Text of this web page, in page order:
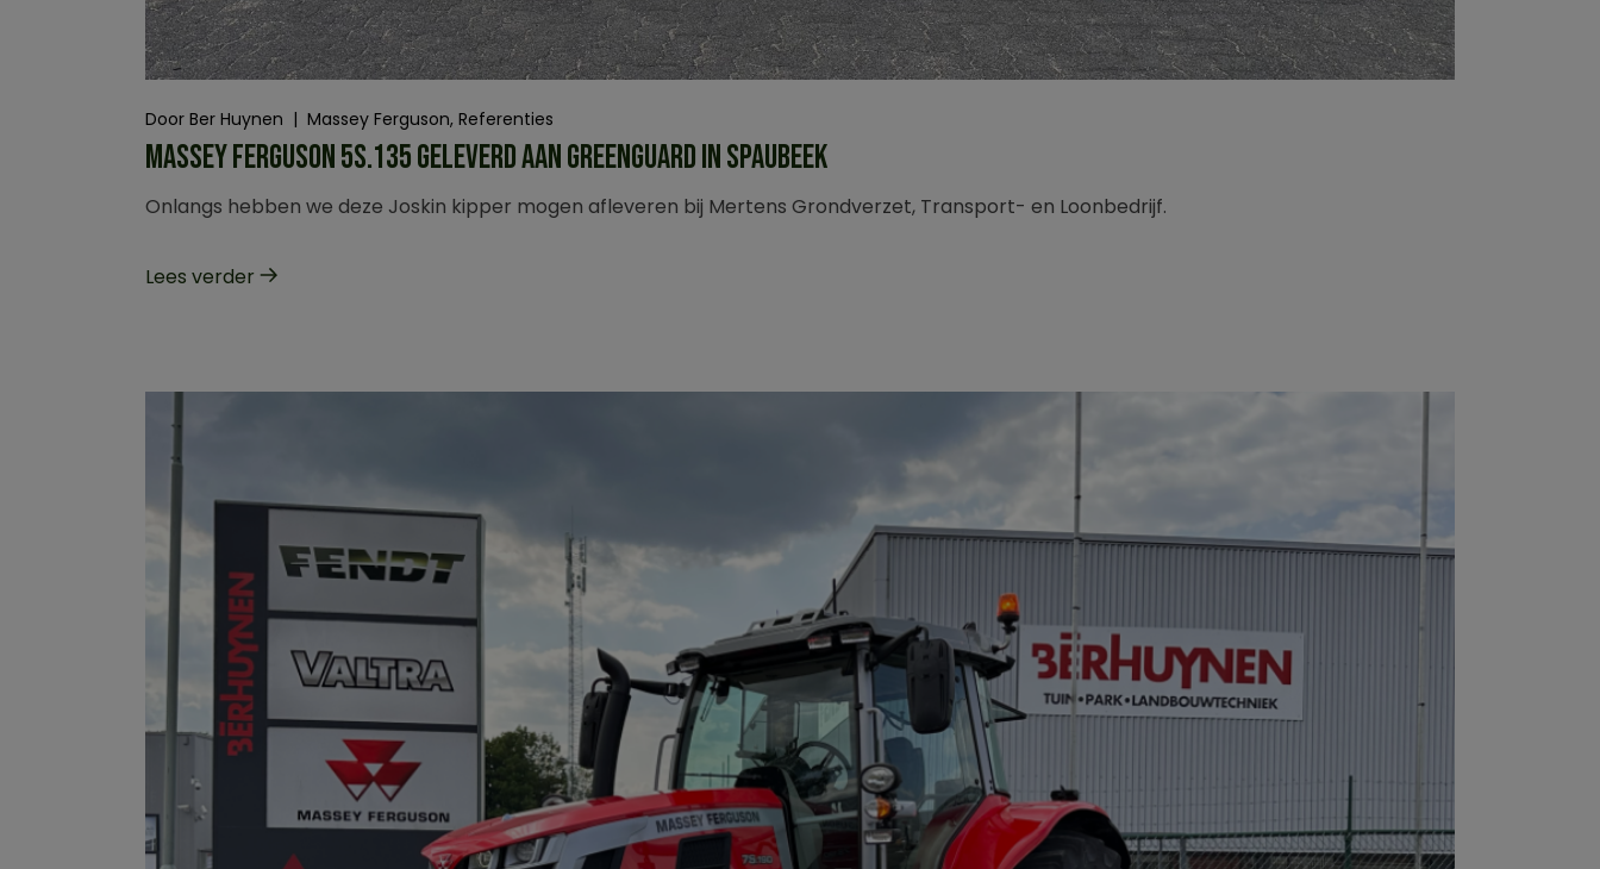
Door Ber Huynen Massey Ferguson Referenties
MASSEY FERGUSON 5S.135 GELEVERD AAN GREENGUARD IN SPAUBEEK
Onlangs hebben we deze Joskin kipper mogen afleveren bij Mertens Grondverzet, Transport- en Loonbedrijf.
Lees verder